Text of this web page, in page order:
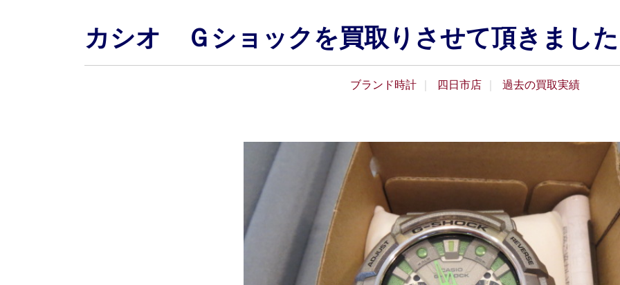
カシオ Ｇショックを買取りさせて頂きまし
ブランド時計 四日市店 過去の買取実績